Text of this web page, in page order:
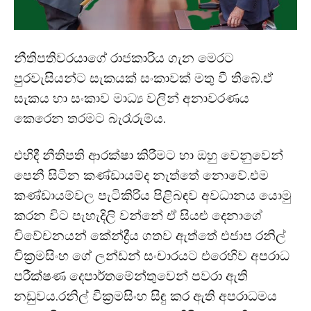
නීතිපතිවරයාගේ රාජකාරිය ගැන ⁣මෙරට
පුරවැසියන්ට සැකයක් සංකාවක් මතු වී තිබේ.ඒ
සැකය හා සංකාව මාධ්‍ය වලින් අනාවරණය
කෙරෙන තරමට බැරෑරුම්ය.
එහිදී නීතිපති ආරක්ෂා කිරීමට හා ඔහු වෙනුවෙන්
පෙනී සිටින කණ්ඩායම්ද නැත්තේ නොවේ.එම
කණ්ඩායම්වල පැටිකිරිය පිළිබඳව අවධානය යොමු
කරන විට පැහැදිලි වන්නේ ඒ සියළු දෙනාගේ
විවේචනයන් කේන්ද්‍රීය ගතව ඇත්තේ එජාප රනිල්
වික්‍රමසිංහ ගේ ලන්ඩන් සංචාරයට එරෙහිව අපරාධ
පරීක්ෂණ දෙපාර්තමේන්තුවෙන් පවරා ඇති
නඩුවය.රනිල් වික්‍රමසිංහ සිඳු කර ඇති අපරාධමය